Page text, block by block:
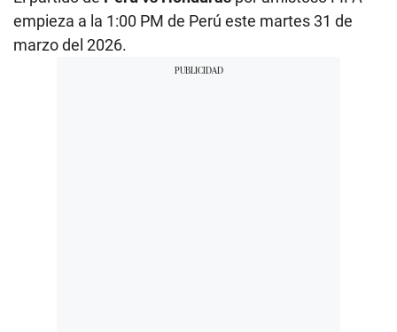
empieza a la 1:00 PM de Perú este martes 31 de
marzo del 2026.